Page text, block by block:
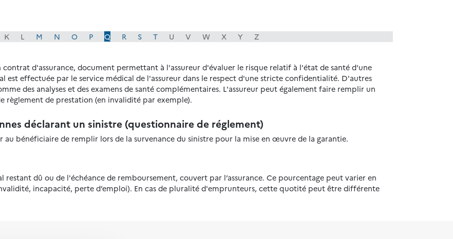
K L M N O P Q R S T U V W X Y Z
contrat d'assurance, document permettant à l'assureur d'évaluer le risque relatif à l'état de santé d'une
est effectuée par le service médical de l'assureur dans le respect d'une stricte confidentialité. D'autres
des analyses et des examens de santé complémentaires. L'assureur peut également faire remplir un
règlement de prestation (en invalidité par exemple).
déclarant un sinistre (questionnaire de réglement)
bénéficiaire de remplir lors de la survenance du sinistre pour la mise en œuvre de la garantie.
dû ou de l'échéance de remboursement, couvert par l’assurance. Ce pourcentage peut varier en
incapacité, perte d’emploi). En cas de pluralité d'emprunteurs, cette quotité peut être différente